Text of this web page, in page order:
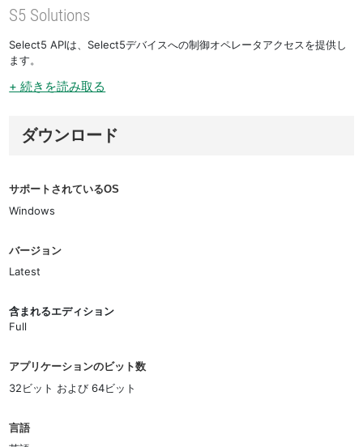
S5 Solutions
Select5 APIは、Select5デバイスへの制御オペレータアクセスを提供し
ます。
+ 続きを読み取る
ダウンロード
サポートされているOS
Windows
バージョン
Latest
含まれるエディション
Full
アプリケーションのビット数
32ビット および 64ビット
言語